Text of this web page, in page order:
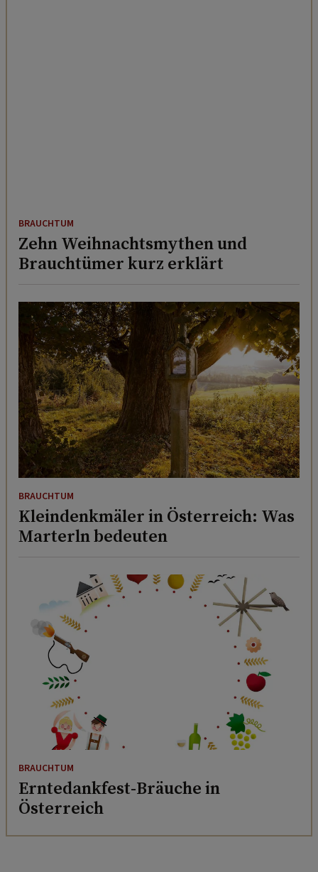
Brauchtümer kurz erklärt
BRAUCHTUM
Kleindenkmäler in Österreich: Was
Marterln bedeuten
BRAUCHTUM
Erntedankfest-Bräuche in
Österreich